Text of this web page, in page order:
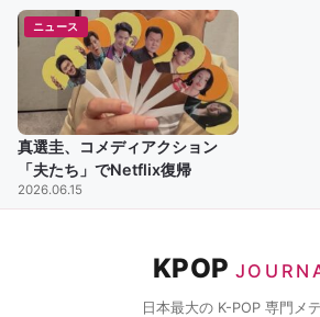
ニュース
真選圭、コメディアクション
「夫たち」でNetflix復帰
2026.06.15
KPOP
日本最大の K-POP 専門メ